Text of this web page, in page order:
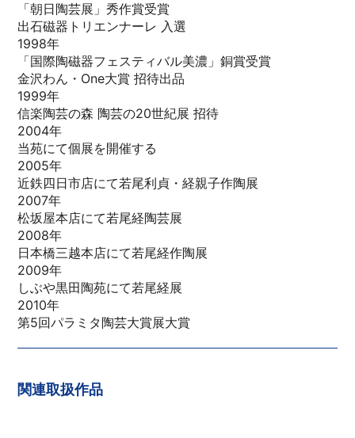
「朝日陶芸展」秀作賞受賞
出石磁器トリエンナーレ 入選
1998年
「国際陶磁器フェスティバル美濃」銅賞受賞
金沢わん・One大賞 招待出品
1999年
信楽陶芸の森 陶芸の20世紀展 招待
2004年
当苑にて個展を開催する
2005年
近鉄四日市店にて若尾利貞・経親子作陶展
2007年
松坂屋本店にて若尾経陶芸展
2008年
日本橋三越本店にて若尾経作陶展
2009年
しぶや黒田陶苑にて若尾経展
2010年
第5回パラミタ陶芸大賞展大賞
関連取扱作品